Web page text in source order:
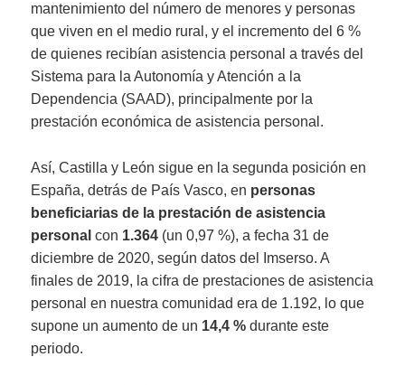
mantenimiento del número de menores y personas
que viven en el medio rural, y el incremento del 6 %
de quienes recibían asistencia personal a través del
Sistema para la Autonomía y Atención a la
Dependencia (SAAD), principalmente por la
prestación económica de asistencia personal.
Así, Castilla y León sigue en la segunda posición en
España, detrás de País Vasco, en personas
beneficiarias de la prestación de asistencia
personal con 1.364 (un 0,97 %), a fecha 31 de
diciembre de 2020, según datos del Imserso. A
finales de 2019, la cifra de prestaciones de asistencia
personal en nuestra comunidad era de 1.192, lo que
supone un aumento de un 14,4 % durante este
periodo.